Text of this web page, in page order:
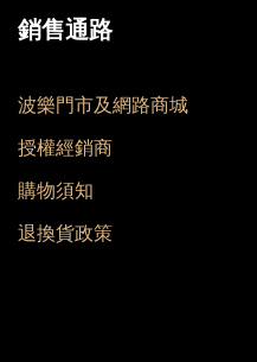
銷售通路
波樂門市及網路商城
授權經銷商
購物須知
退換貨政策